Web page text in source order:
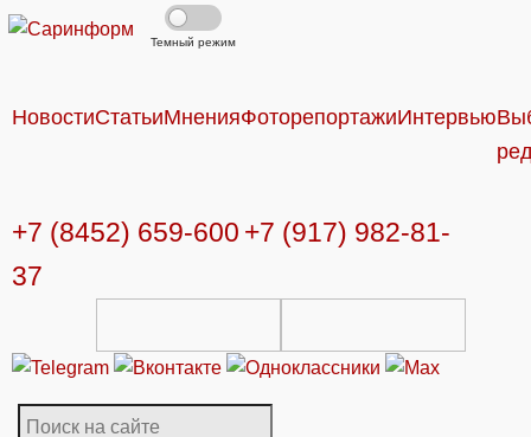
Темный режим
НовостиСтатьиМненияФоторепортажиИнтервью
+7 (8452) 659-600 +7 (917) 982-81-
37